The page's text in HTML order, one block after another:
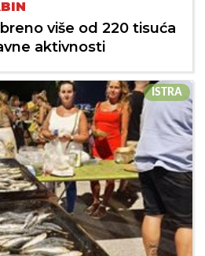
više od 220 tisuća
aktivnosti
ISTRA